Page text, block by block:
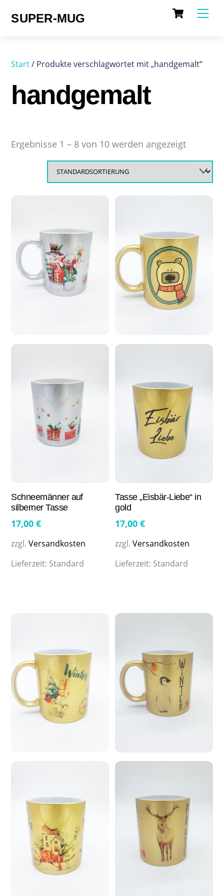
Cart
SUPER-MUG
Start/ Produkte verschlagwortet mit „handgemalt“
handgemalt
Ergebnisse 1 – 8 von 10 werden angezeigt
Schneemänner auf
silberner Tasse
17,00€
zzgl.Versandkosten
Lieferzeit: Standard
Tasse „Eisbär-Liebe“ in
gold
17,00€
zzgl.Versandkosten
Lieferzeit: Standard